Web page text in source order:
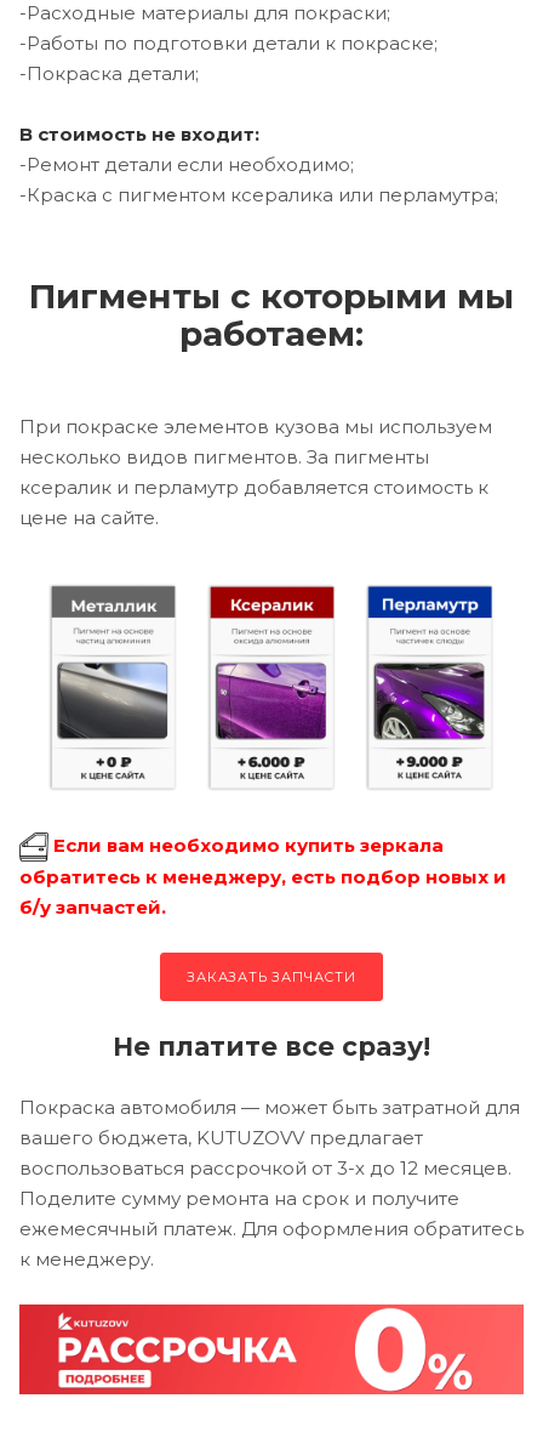
-Расходные материалы для покраски;
-Работы по подготовки детали к покраске;
-Покраска детали;
В стоимость не входит:
-Ремонт детали если необходимо;
-Краска с пигментом ксералика или перламутра;
Пигменты с которыми мы
работаем:
При покраске элементов кузова мы используем
несколько видов пигментов. За пигменты
ксералик и перламутр добавляется стоимость к
цене на сайте.
Если вам необходимо купить зеркала
обратитесь к менеджеру, есть подбор новых и
б/у запчастей.
ЗАКАЗАТЬ ЗАПЧАСТИ
Не платите все сразу!
Покраска автомобиля — может быть затратной для
вашего бюджета, KUTUZOVV предлагает
воспользоваться рассрочкой от 3-х до 12 месяцев.
Поделите сумму ремонта на срок и получите
ежемесячный платеж. Для оформления обратитесь
к менеджеру.